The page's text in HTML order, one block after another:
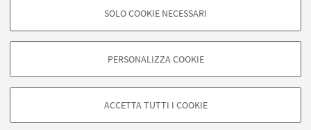
COOKIE DI PROFILAZIONE - FACOLTATIVI
degli utenti, creare profili in base al loro comportamento sul sito, per analisi
di marketing.
Google/Youtube Video
SOLO COOKIE NECESSARI
PERSONALIZZA COOKIE
ACCETTA TUTTI I COOKIE
Privacy- Note legali -Impostazioni Cookie